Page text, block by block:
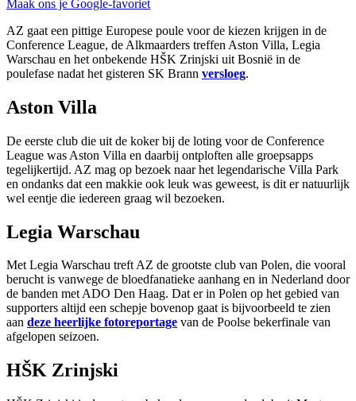
Maak ons je Google-favoriet
AZ gaat een pittige Europese poule voor de kiezen krijgen in de
Conference League, de Alkmaarders treffen Aston Villa, Legia
Warschau en het onbekende HŠK Zrinjski uit Bosnië in de
poulefase nadat het gisteren SK Brann versloeg.
Aston Villa
De eerste club die uit de koker bij de loting voor de Conference
League was Aston Villa en daarbij ontploften alle groepsapps
tegelijkertijd. AZ mag op bezoek naar het legendarische Villa Park
en ondanks dat een makkie ook leuk was geweest, is dit er natuurlijk
wel eentje die iedereen graag wil bezoeken.
Legia Warschau
Met Legia Warschau treft AZ de grootste club van Polen, die vooral
berucht is vanwege de bloedfanatieke aanhang en in Nederland door
de banden met ADO Den Haag. Dat er in Polen op het gebied van
supporters altijd een schepje bovenop gaat is bijvoorbeeld te zien
aan deze heerlijke fotoreportage van de Poolse bekerfinale van
afgelopen seizoen.
HŠK Zrinjski